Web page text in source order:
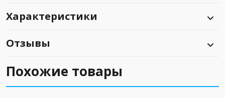
Характеристики
Отзывы
Похожие товары